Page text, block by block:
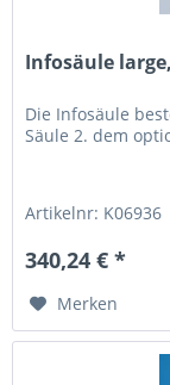
Infosäule
Die Infosäule
Säule 2. dem
Artikelnr: K06936
340,24 € *
Merken